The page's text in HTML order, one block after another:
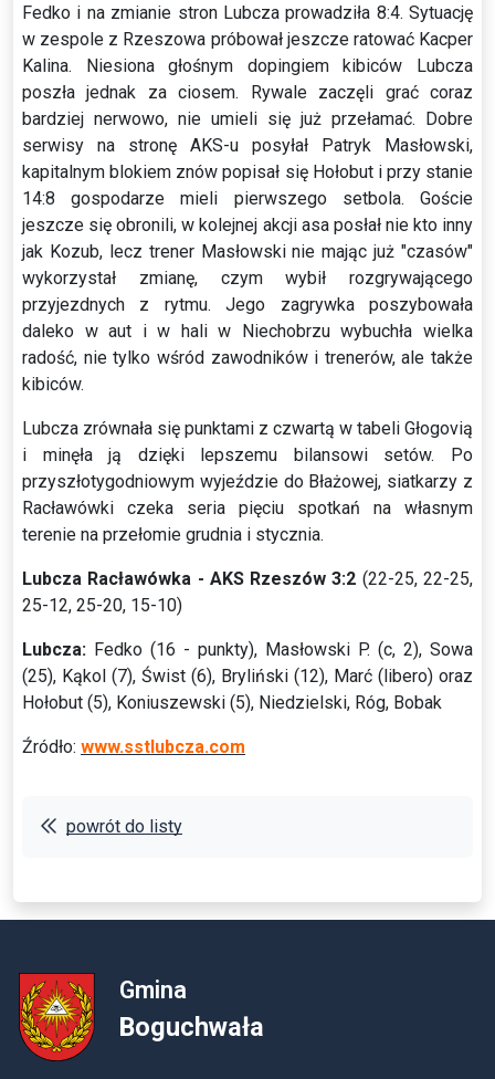
Fedko i na zmianie stron Lubcza prowadziła 8:4. Sytuację
w zespole z Rzeszowa próbował jeszcze ratować Kacper
Kalina. Niesiona głośnym dopingiem kibiców Lubcza
poszła jednak za ciosem. Rywale zaczęli grać coraz
bardziej nerwowo, nie umieli się już przełamać. Dobre
serwisy na stronę AKS-u posyłał Patryk Masłowski,
kapitalnym blokiem znów popisał się Hołobut i przy stanie
14:8 gospodarze mieli pierwszego setbola. Goście
jeszcze się obronili, w kolejnej akcji asa posłał nie kto inny
jak Kozub, lecz trener Masłowski nie mając już "czasów"
wykorzystał zmianę, czym wybił rozgrywającego
przyjezdnych z rytmu. Jego zagrywka poszybowała
daleko w aut i w hali w Niechobrzu wybuchła wielka
radość, nie tylko wśród zawodników i trenerów, ale także
kibiców.
Lubcza zrównała się punktami z czwartą w tabeli Głogovią
i minęła ją dzięki lepszemu bilansowi setów. Po
przyszłotygodniowym wyjeździe do Błażowej, siatkarzy z
Racławówki czeka seria pięciu spotkań na własnym
terenie na przełomie grudnia i stycznia.
Lubcza Racławówka - AKS Rzeszów 3:2 (22-25, 22-25,
25-12, 25-20, 15-10)
Lubcza: Fedko (16 - punkty), Masłowski P. (c, 2), Sowa
(25), Kąkol (7), Świst (6), Bryliński (12), Marć (libero) oraz
Hołobut (5), Koniuszewski (5), Niedzielski, Róg, Bobak
Źródło: www.sstlubcza.com
powrót do listy
Gmina
Boguchwała